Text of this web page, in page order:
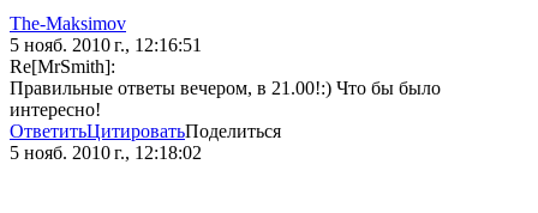
The-Maksimov
5 нояб. 2010 г., 12:16:51
Re[MrSmith]:
Правильные ответы вечером, в 21.00!:) Что бы было
интересно!
ОтветитьЦитироватьПоделиться
5 нояб. 2010 г., 12:18:02